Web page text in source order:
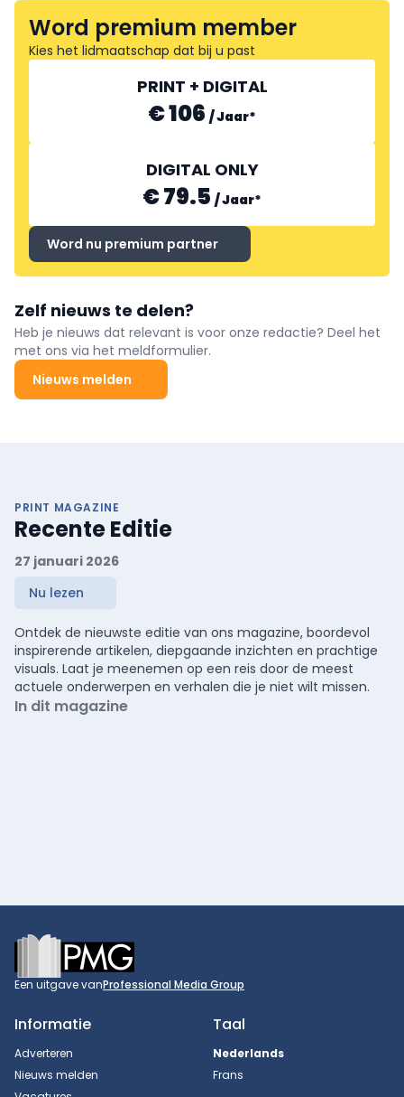
Word premium member
Kies het lidmaatschap dat bij u past
PRINT + DIGITAL
€ 106 /Jaar*
DIGITAL ONLY
€ 79.5 /Jaar*
Word nu premium partner
Zelf nieuws te delen?
Heb je nieuws dat relevant is voor onze redactie? Deel het
met ons via het meldformulier.
Nieuws melden
PRINT MAGAZINE
Recente Editie
27 januari 2026
Nu lezen
Ontdek de nieuwste editie van ons magazine, boordevol
inspirerende artikelen, diepgaande inzichten en prachtige
visuals. Laat je meenemen op een reis door de meest
actuele onderwerpen en verhalen die je niet wilt missen.
In dit magazine
Footer
Een uitgave vanProfessional Media Group
Informatie
Adverteren
Nieuws melden
Taal
Nederlands
Frans